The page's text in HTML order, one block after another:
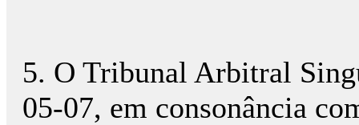
5. O Tribunal Arbitral
05-07, em consonância